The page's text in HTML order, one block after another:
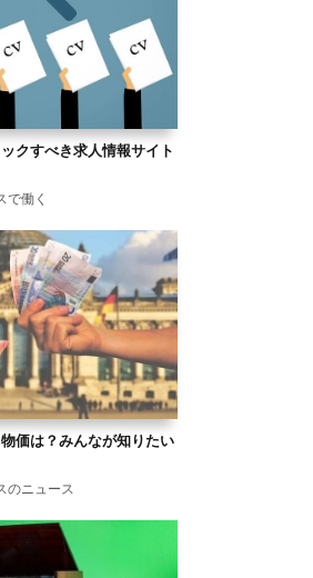
クすべき求人情報サイト
で働く
価は？みんなが知りたい
のニュース